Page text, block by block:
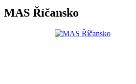
MAS Říčansko